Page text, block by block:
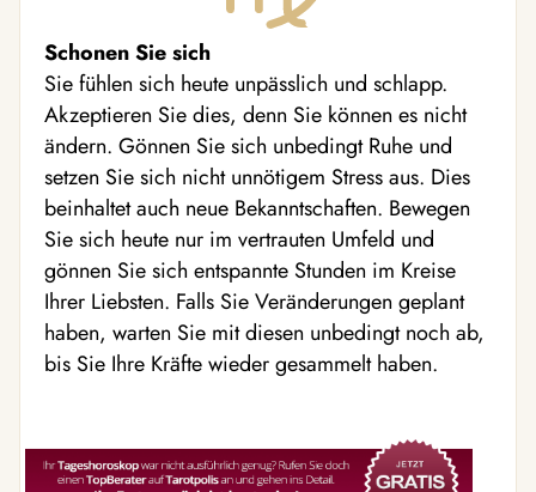
Schonen Sie sich
Sie fühlen sich heute unpässlich und schlapp.
Akzeptieren Sie dies, denn Sie können es nicht
ändern. Gönnen Sie sich unbedingt Ruhe und
setzen Sie sich nicht unnötigem Stress aus. Dies
beinhaltet auch neue Bekanntschaften. Bewegen
Sie sich heute nur im vertrauten Umfeld und
gönnen Sie sich entspannte Stunden im Kreise
Ihrer Liebsten. Falls Sie Veränderungen geplant
haben, warten Sie mit diesen unbedingt noch ab,
bis Sie Ihre Kräfte wieder gesammelt haben.